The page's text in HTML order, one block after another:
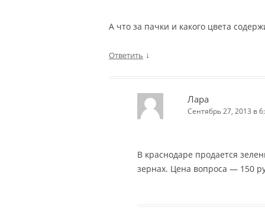
А что за пачки и какого цвета
Ответить ↓
Лара
Сентябрь 27, 2013 в
В краснодаре продается
зернах. Цена вопроса — 150